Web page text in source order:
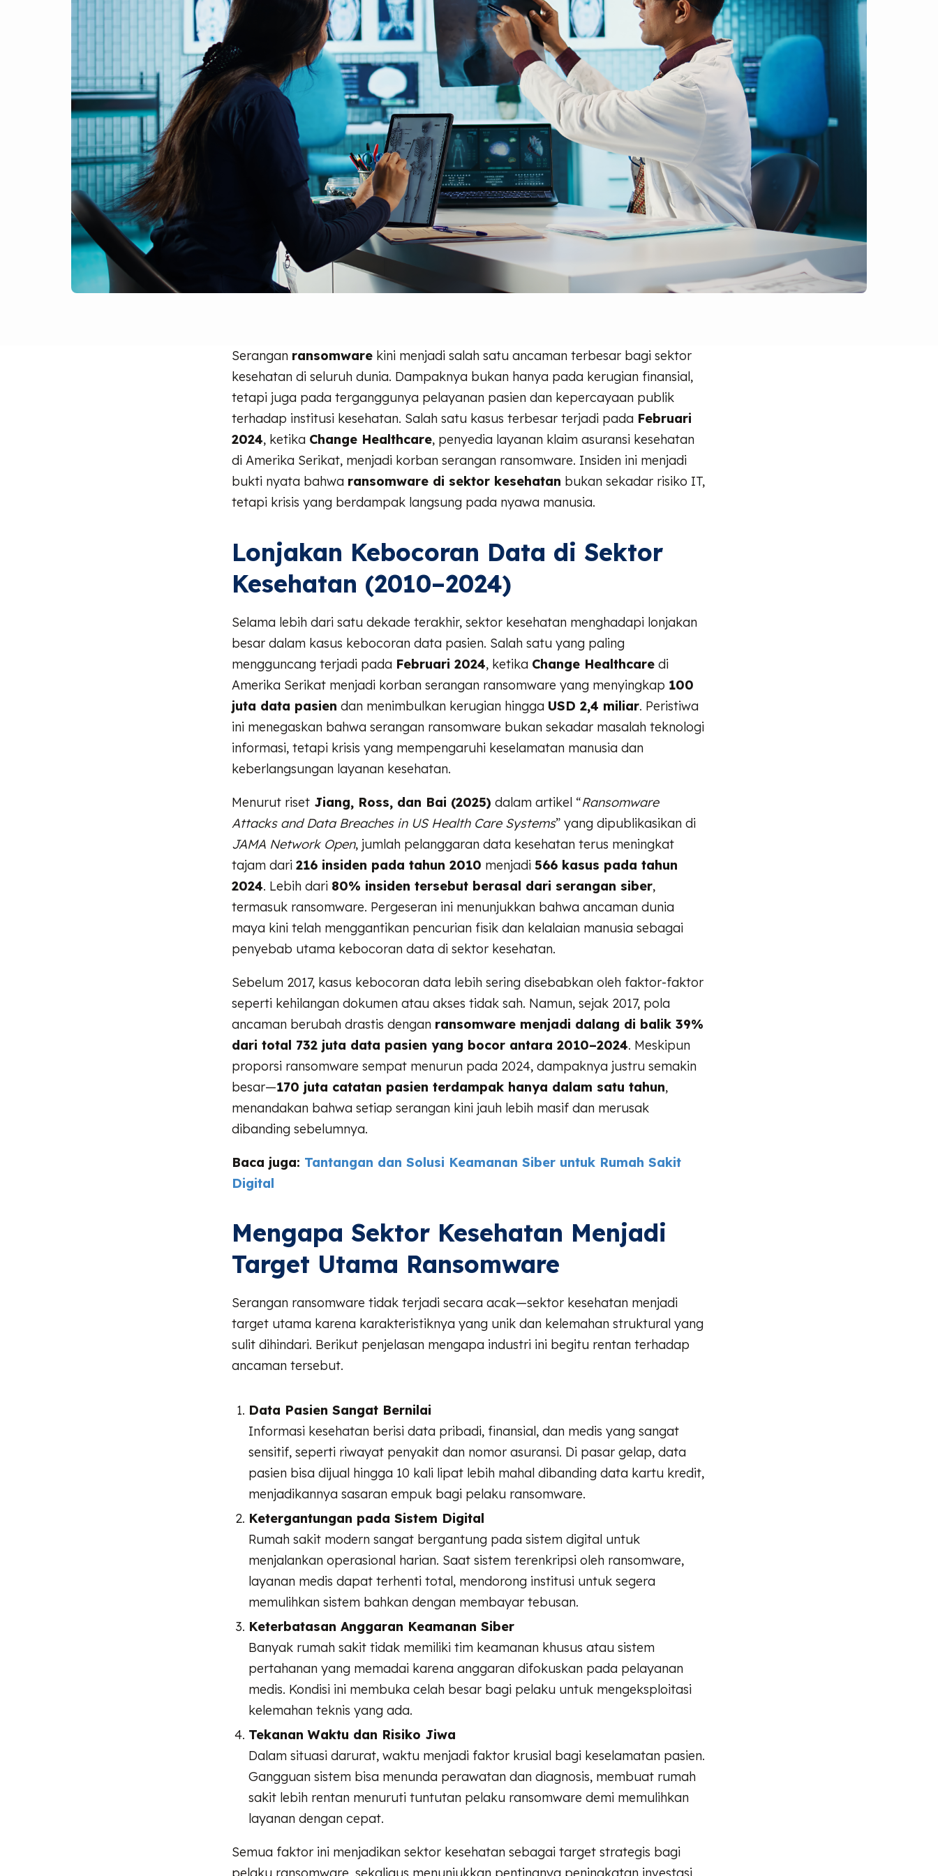
Serangan ransomware kini menjadi salah satu ancaman terbesar bagi sektor
kesehatan di seluruh dunia. Dampaknya bukan hanya pada kerugian finansial,
tetapi juga pada terganggunya pelayanan pasien dan kepercayaan publik
terhadap institusi kesehatan. Salah satu kasus terbesar terjadi pada Februari
2024, ketika Change Healthcare, penyedia layanan klaim asuransi kesehatan
di Amerika Serikat, menjadi korban serangan ransomware. Insiden ini menjadi
bukti nyata bahwa ransomware di sektor kesehatan bukan sekadar risiko IT,
tetapi krisis yang berdampak langsung pada nyawa manusia.
Lonjakan Kebocoran Data di Sektor
Kesehatan (2010–2024)
Selama lebih dari satu dekade terakhir, sektor kesehatan menghadapi lonjakan
besar dalam kasus kebocoran data pasien. Salah satu yang paling
mengguncang terjadi pada Februari 2024, ketika Change Healthcare di
Amerika Serikat menjadi korban serangan ransomware yang menyingkap 100
juta data pasien dan menimbulkan kerugian hingga USD 2,4 miliar. Peristiwa
ini menegaskan bahwa serangan ransomware bukan sekadar masalah teknologi
informasi, tetapi krisis yang mempengaruhi keselamatan manusia dan
keberlangsungan layanan kesehatan.
Menurut riset Jiang, Ross, dan Bai (2025) dalam artikel “Ransomware
Attacks and Data Breaches in US Health Care Systems” yang dipublikasikan di
JAMA Network Open, jumlah pelanggaran data kesehatan terus meningkat
tajam dari 216 insiden pada tahun 2010 menjadi 566 kasus pada tahun
2024. Lebih dari 80% insiden tersebut berasal dari serangan siber,
termasuk ransomware. Pergeseran ini menunjukkan bahwa ancaman dunia
maya kini telah menggantikan pencurian fisik dan kelalaian manusia sebagai
penyebab utama kebocoran data di sektor kesehatan.
Sebelum 2017, kasus kebocoran data lebih sering disebabkan oleh faktor-faktor
seperti kehilangan dokumen atau akses tidak sah. Namun, sejak 2017, pola
ancaman berubah drastis dengan ransomware menjadi dalang di balik 39%
dari total 732 juta data pasien yang bocor antara 2010–2024. Meskipun
proporsi ransomware sempat menurun pada 2024, dampaknya justru semakin
besar—170 juta catatan pasien terdampak hanya dalam satu tahun,
menandakan bahwa setiap serangan kini jauh lebih masif dan merusak
dibanding sebelumnya.
Baca juga: Tantangan dan Solusi Keamanan Siber untuk Rumah Sakit
Digital
Mengapa Sektor Kesehatan Menjadi
Target Utama Ransomware
Serangan ransomware tidak terjadi secara acak—sektor kesehatan menjadi
target utama karena karakteristiknya yang unik dan kelemahan struktural yang
sulit dihindari. Berikut penjelasan mengapa industri ini begitu rentan terhadap
ancaman tersebut.
Data Pasien Sangat Bernilai
Informasi kesehatan berisi data pribadi, finansial, dan medis yang sangat
sensitif, seperti riwayat penyakit dan nomor asuransi. Di pasar gelap, data
pasien bisa dijual hingga 10 kali lipat lebih mahal dibanding data kartu kredit,
menjadikannya sasaran empuk bagi pelaku ransomware.
Ketergantungan pada Sistem Digital
Rumah sakit modern sangat bergantung pada sistem digital untuk
menjalankan operasional harian. Saat sistem terenkripsi oleh ransomware,
layanan medis dapat terhenti total, mendorong institusi untuk segera
memulihkan sistem bahkan dengan membayar tebusan.
Keterbatasan Anggaran Keamanan Siber
Banyak rumah sakit tidak memiliki tim keamanan khusus atau sistem
pertahanan yang memadai karena anggaran difokuskan pada pelayanan
medis. Kondisi ini membuka celah besar bagi pelaku untuk mengeksploitasi
kelemahan teknis yang ada.
Tekanan Waktu dan Risiko Jiwa
Dalam situasi darurat, waktu menjadi faktor krusial bagi keselamatan pasien.
Gangguan sistem bisa menunda perawatan dan diagnosis, membuat rumah
sakit lebih rentan menuruti tuntutan pelaku ransomware demi memulihkan
layanan dengan cepat.
Semua faktor ini menjadikan sektor kesehatan sebagai target strategis bagi